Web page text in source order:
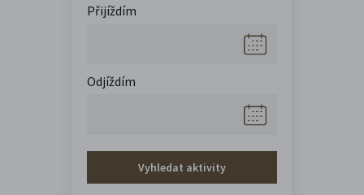
Přijíždím
Odjíždím
Vyhledat aktivity